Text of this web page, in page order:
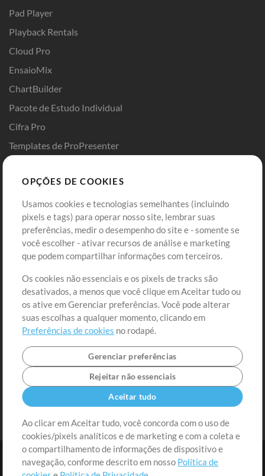
Pad Player
Playback Rentals
Cloud Pro
EnsaioMix
ChartBuilder
Pacote de Estudo Individual
Cifra Pro
Templates de ProPresenter
Comprar Créditos
Conteúdo Grátis
Solicite uma Música
Extras
Sessões
Envie seu conteúdo
Playlist
MT Conference
Entre
Cadastre-se
Ir ao carrinho
OPÇÕES DE COOKIES
Usamos cookies e tecnologias semelhantes (incluindo
pixels e tags) para operar nosso site, lembrar suas
preferências, medir o desempenho do site e - somente se
você escolher - ativar recursos de análise e marketing
que podem compartilhar informações com terceiros.
Os cookies não essenciais e os pixels de tracks são
desativados, a menos que você clique em Aceitar tudo ou
os ative em Gerenciar preferências. Você pode alterar
suas escolhas a qualquer momento, clicando em
Preferências de cookies no rodapé.
Gerenciar preferências
Rejeitar não essenciais
Aceitar tudo
Ao clicar em Aceitar tudo, você concorda com o uso de
cookies/pixels analíticos e de marketing e com a coleta e
o compartilhamento de informações de dispositivo e
navegação, conforme descrito em nosso Política de